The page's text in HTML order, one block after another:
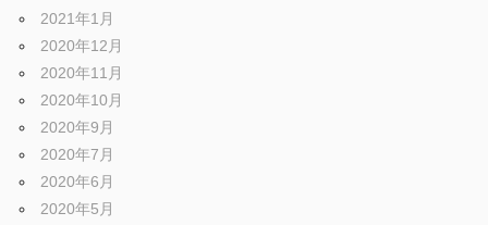
2021年1月
2020年12月
2020年11月
2020年10月
2020年9月
2020年7月
2020年6月
2020年5月